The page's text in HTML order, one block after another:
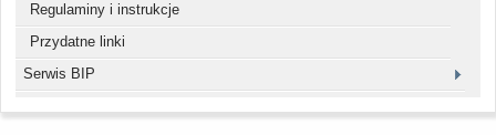
Regulaminy i instrukcje
Przydatne linki
Serwis BIP